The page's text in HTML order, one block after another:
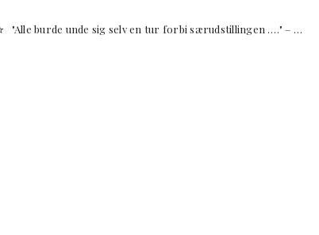
burde unde sig selv en tur forbi særudstillingen …." – …